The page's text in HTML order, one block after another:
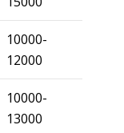
10000-
12000
10000-
13000